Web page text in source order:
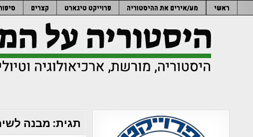
to
ראשי מע/אירים את ההיסטוריה פרוייקט טיגארט קצרים
תגית: מבנה